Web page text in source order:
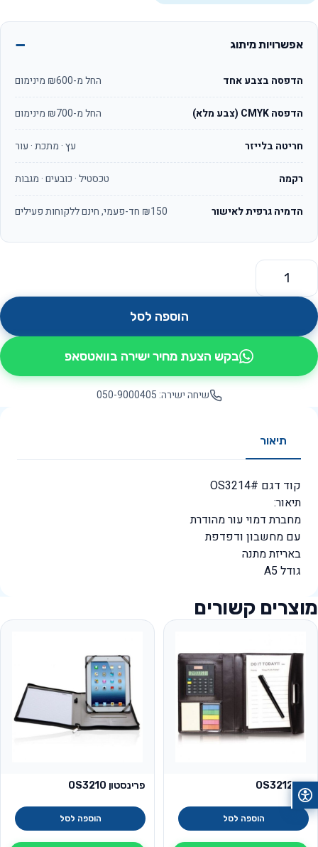
אפשרויות מיתוג
הדפסה בצבע אחד החל מ-₪600 מינימום
הדפסה CMYK (צבע מלא) החל מ-₪700 מינימום
חריטה בלייזר עץ · מתכת · עור
רקמה טכסטיל · כובעים · מגבות
הדמיה גרפית לאישור ₪150 חד-פעמי, חינם ללקוחות פעילים
כמות של קורנל OS3214
הוספה לסל
בקש הצעת מחיר ישירה בוואטסאפ
שיחה ישירה: 050-9000405
תיאור
קוד דגם #OS3214
תיאור:
מחברת דמוי עור מהודרת
עם מחשבון ודפדפת
באריזת מתנה
גודל A5
מוצרים קשורים
ליון OS3212
הוספה לסל
פרינסטון OS3210
הוספה לסל